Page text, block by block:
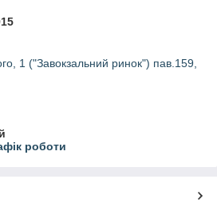
1 ("Завокзальний ринок") пав.159,
роботи